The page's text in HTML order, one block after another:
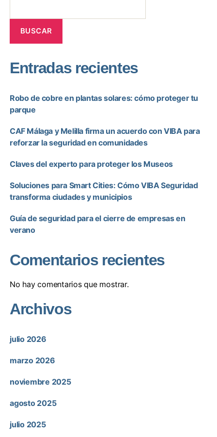
BUSCAR
Entradas recientes
Robo de cobre en plantas solares: cómo proteger tu
parque
CAF Málaga y Melilla firma un acuerdo con VIBA para
reforzar la seguridad en comunidades
Claves del experto para proteger los Museos
Soluciones para Smart Cities: Cómo VIBA Seguridad
transforma ciudades y municipios
Guía de seguridad para el cierre de empresas en
verano
Comentarios recientes
No hay comentarios que mostrar.
Archivos
julio 2026
marzo 2026
noviembre 2025
agosto 2025
julio 2025